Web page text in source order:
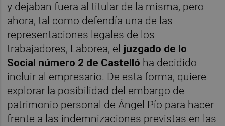
y dejaban fuera al titular de la misma, pero
ahora, tal como defendía una de las
representaciones legales de los
trabajadores, Laborea, el juzgado de lo
Social número 2 de Castelló ha decidido
incluir al empresario. De esta forma, quiere
explorar la posibilidad del embargo de
patrimonio personal de Ángel Pío para hacer
frente a las indemnizaciones previstas en las